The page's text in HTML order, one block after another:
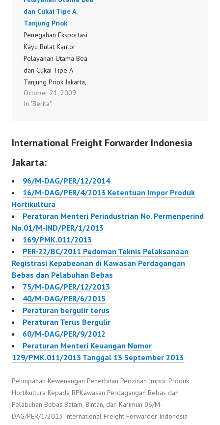
(verifikasi) di negara
muat barang, dan dua
jenis tekstil dari tata
niaga impor, karena
perkembangan industri
dan pasar Indonesia
dinilai semakin kondusif.
Pembebasan…
dan Cukai Tipe A
Tanjung Priok
Penegahan Eksportasi
Kayu Bulat Kantor
Pelayanan Utama Bea
dan Cukai Tipe A
Tanjung Priok Jakarta,
19/10/09 (Fiscal News)
– Bea dan Cukai
KWBC Sulawesi berhasil
eksportasi kayu bulat
yang diberitahukan
sebagai Merbau Truck
Flooring T&G tujuan
India, China, dan Korea.
Kayu bulat dengan
total…
October 21, 2009
In "Berita"
International Freight Forwarder Indonesia
Jakarta:
96/M-DAG/PER/12/2014
16/M-DAG/PER/4/2013 Ketentuan Impor Produk
Hortikultura
Peraturan Menteri Perindustrian No. Permenperind
No.01/M-IND/PER/1/2013
169/PMK.011/2013
PER-22/BC/2011 Pedoman Teknis Pelaksanaan
Registrasi Kepabeanan di Kawasan Perdagangan
Bebas dan Pelabuhan Bebas
75/M-DAG/PER/12/2013
40/M-DAG/PER/6/2015
Peraturan bergulir terus
Peraturan Terus Bergulir
60/M-DAG/PER/9/2012
Peraturan Menteri Keuangan Nomor
129/PMK.011/2013 Tanggal 13 September 2013
Pelimpahan Kewenangan Penerbitan Perizinan Impor Produk
Hortikultura Kepada BPKawasan Perdagangan Bebas dan
Pelabuhan Bebas Batam, Bintan, dan Karimun 06/M-
DAG/PER/1/2013 International Freight Forwarder Indonesia